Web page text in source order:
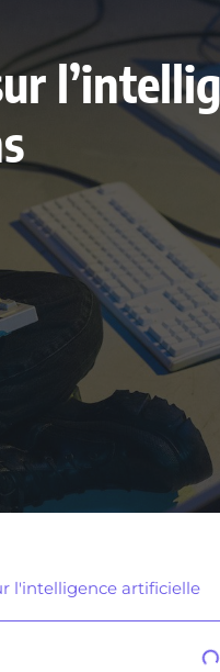
l'intelligence artificielle